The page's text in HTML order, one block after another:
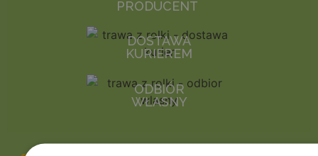
PRODUCENT
DOSTAWA
KURIEREM
ODBIÓR
WŁASNY